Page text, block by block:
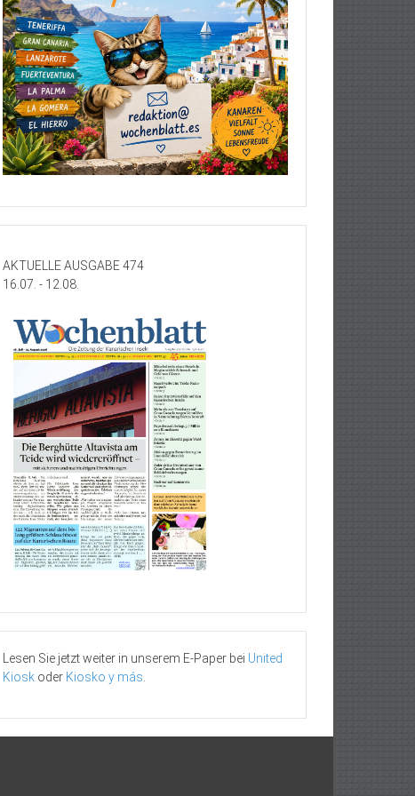
AKTUELLE AUSGABE 474
16.07. - 12.08.
Lesen Sie jetzt weiter in unserem E-Paper bei United
Kiosk oder Kiosko y más